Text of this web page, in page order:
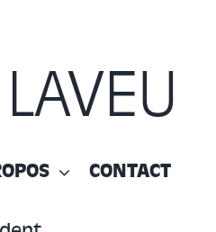
CONTACT